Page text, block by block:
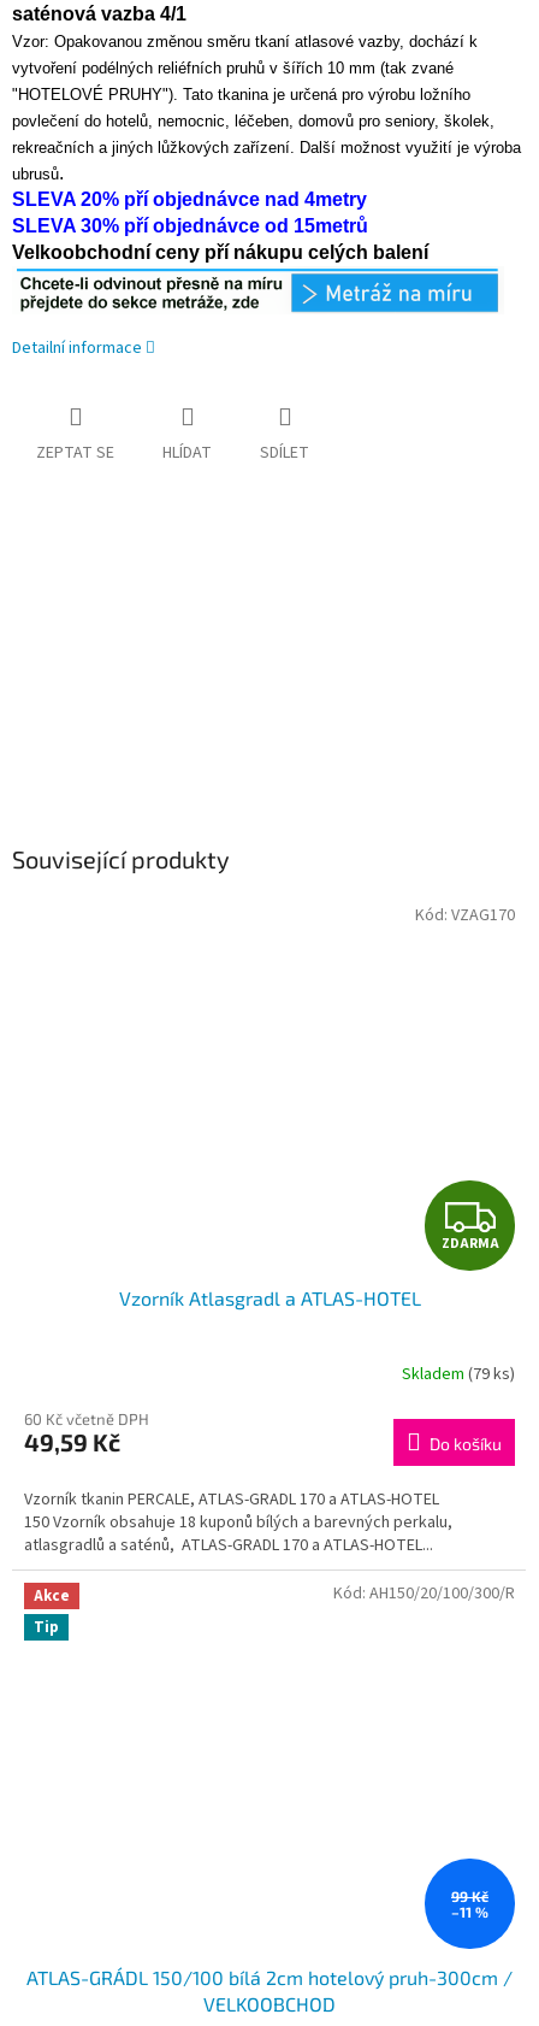
saténová vazba 4/1
Vzor: Opakovanou změnou směru tkaní atlasové vazby, dochází k
vytvoření podélných reliéfních pruhů v šířích 10 mm (tak zvané
"HOTELOVÉ PRUHY"). Tato tkanina je určená pro výrobu ložního
povlečení do hotelů, nemocnic, léčeben, domovů pro seniory, školek,
rekreačních a jiných lůžkových zařízení. Další možnost využití je výroba
ubrusů.
SLEVA 20% pří objednávce nad 4metry
SLEVA 30% pří objednávce od 15metrů
Velkoobchodní ceny pří nákupu celých balení
Detailní informace
ZEPTAT SE HLÍDAT SDÍLET
Související produkty
Z
D
R
M
A
ZDARMA
Vzorník Atlasgradl a ATLAS-HOTEL
Skladem (79 ks)
60 Kč včetně DPH
49,59 Kč Do košíku
Vzorník tkanin PERCALE, ATLAS-GRADL 170 a ATLAS-HOTEL
150 Vzorník obsahuje 18 kuponů bílých a barevných perkalu,
atlasgradlů a saténů, ATLAS-GRADL 170 a ATLAS-HOTEL...
Kód: VZAG170
Akce
Tip
99 Kč
–11 %
ATLAS-GRÁDL 150/100 bílá 2cm hotelový pruh-300cm /
VELKOOBCHOD
Kód: AH150/20/100/300/R